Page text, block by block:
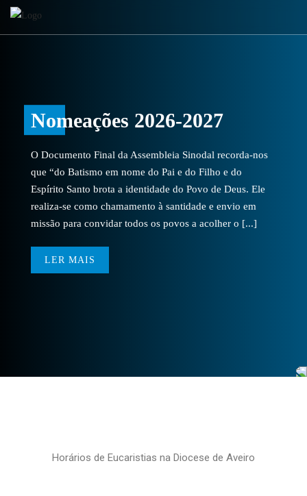
Nomeações 2026-2027
O Documento Final da Assembleia Sinodal recorda-nos
que “do Batismo em nome do Pai e do Filho e do
Espírito Santo brota a identidade do Povo de Deus. Ele
realiza-se como chamamento à santidade e envio em
missão para convidar todos os povos a acolher o [...]
LER MAIS
Horários de Eucaristias na Diocese de Aveiro